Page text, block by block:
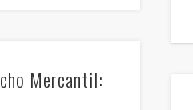
Mercantil: